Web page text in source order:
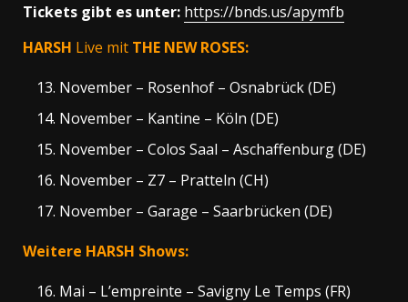
Tickets gibt es unter: https://bnds.us/apymfb
HARSH Live mit THE NEW ROSES:
November – Rosenhof – Osnabrück (DE)
November – Kantine – Köln (DE)
November – Colos Saal – Aschaffenburg (DE)
November – Z7 – Pratteln (CH)
November – Garage – Saarbrücken (DE)
Weitere HARSH Shows:
Mai – L’empreinte – Savigny Le Temps (FR)